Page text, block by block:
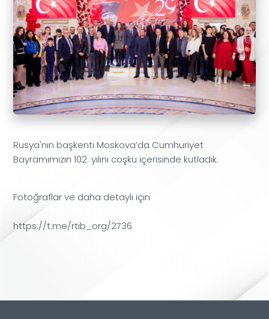
Rusya'nın başkenti Moskova’da Cumhuriyet
Bayramımızın 102. yılını coşku içerisinde kutladık.
Fotoğraflar ve daha detaylı için
https://t.me/rtib_org/2736